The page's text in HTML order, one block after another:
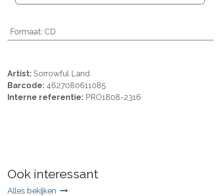
Formaat: CD
Artist: Sorrowful Land
Barcode: 4627080611085
Interne referentie: PRO1808-2316
Ook interessant
Alles bekijken